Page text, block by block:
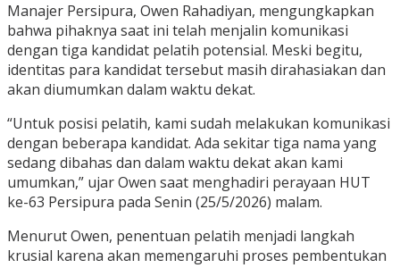
Manajer Persipura, Owen Rahadiyan, mengungkapkan
bahwa pihaknya saat ini telah menjalin komunikasi
dengan tiga kandidat pelatih potensial. Meski begitu,
identitas para kandidat tersebut masih dirahasiakan dan
akan diumumkan dalam waktu dekat.
“Untuk posisi pelatih, kami sudah melakukan komunikasi
dengan beberapa kandidat. Ada sekitar tiga nama yang
sedang dibahas dan dalam waktu dekat akan kami
umumkan,” ujar Owen saat menghadiri perayaan HUT
ke-63 Persipura pada Senin (25/5/2026) malam.
Menurut Owen, penentuan pelatih menjadi langkah
krusial karena akan memengaruhi proses pembentukan